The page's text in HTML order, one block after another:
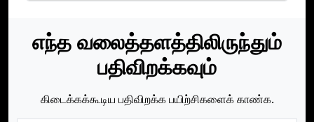
எந்த வலைத்தளத்திலிருந்தும்
பதிவிறக்கவும்
கிடைக்கக்கூடிய பதிவிறக்க பயிற்சிகளைக் காண்க.